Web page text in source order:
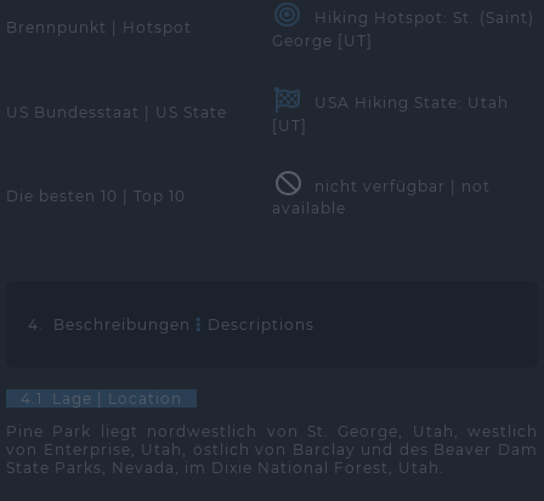
Brennpunkt | Hotspot
Hiking Hotspot: St. (Saint)
George [UT]
US Bundesstaat | US State
USA Hiking State: Utah
[UT]
Die besten 10 | Top 10
nicht verfügbar | not
available
4. Beschreibungen Descriptions
4.1 Lage | Location
Pine Park liegt nordwestlich von St. George, Utah, westlich
von Enterprise, Utah, östlich von Barclay und des Beaver Dam
State Parks, Nevada, im Dixie National Forest, Utah.